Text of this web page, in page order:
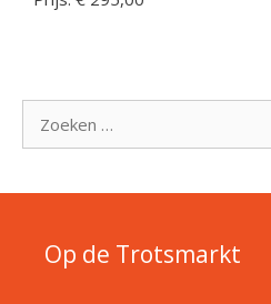
naar:
Op de Trotsmarkt